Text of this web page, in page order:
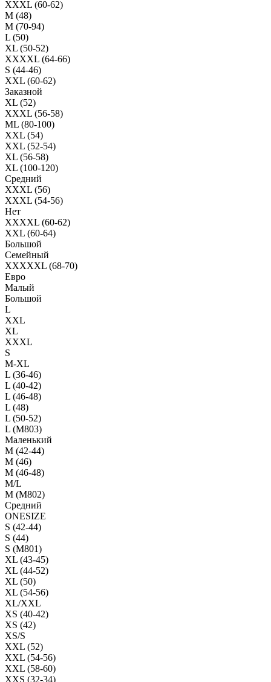
XXXL (60-62)
M (48)
M (70-94)
L (50)
XL (50-52)
XXXXL (64-66)
S (44-46)
XXL (60-62)
Заказной
XL (52)
XXXL (56-58)
ML (80-100)
XXL (54)
XXL (52-54)
XL (56-58)
XL (100-120)
Средний
XXXL (56)
XXXL (54-56)
Нет
XXXXL (60-62)
XXL (60-64)
Большой
Семейный
XXXXXL (68-70)
Евро
Малый
Большой
L
XXL
XL
XXXL
S
M-XL
L (36-46)
L (40-42)
L (46-48)
L (48)
L (50-52)
L (M803)
Маленький
М (42-44)
M (46)
M (46-48)
M/L
M (M802)
Средний
ONESIZE
S (42-44)
S (44)
S (M801)
XL (43-45)
XL (44-52)
XL (50)
XL (54-56)
XL/XXL
XS (40-42)
XS (42)
XS/S
XXL (52)
XXL (54-56)
XXL (58-60)
XXS (32-34)